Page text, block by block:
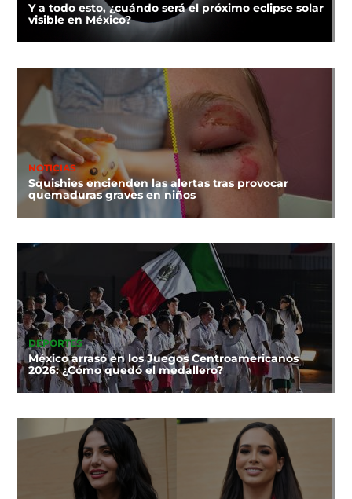
Y a todo esto, ¿cuándo será el próximo eclipse solar
visible en México?
NOTICIAS
Squishies encienden las alertas tras provocar
quemaduras graves en niños
DEPORTES
México arrasó en los Juegos Centroamericanos
2026: ¿Cómo quedó el medallero?